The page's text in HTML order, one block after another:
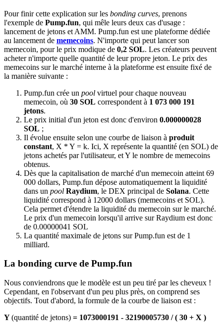
Pour finir cette explication sur les bonding curves, prenons
l'exemple de Pump.fun, qui mêle leurs deux cas d'usage :
lancement de jetons et AMM. Pump.fun est une plateforme dédiée
au lancement de memecoins. N'importe qui peut lancer son
memecoin, pour le prix modique de 0,2 SOL. Les créateurs peuvent
acheter n'importe quelle quantité de leur propre jeton. Le prix des
memecoins sur le marché interne à la plateforme est ensuite fixé de
la manière suivante :
Pump.fun crée un pool virtuel pour chaque nouveau
memecoin, où 30 SOL correspondent à 1 073 000 191
jetons.
Le prix initial d'un jeton est donc d'environ 0.000000028
SOL ;
Il évolue ensuite selon une courbe de liaison à produit
constant, X * Y = k. Ici, X représente la quantité (en SOL) de
jetons achetés par l'utilisateur, et Y le nombre de memecoins
obtenus.
Dès que la capitalisation de marché d'un memecoin atteint 69
000 dollars, Pump.fun dépose automatiquement la liquidité
dans un pool Raydium, le DEX principal de Solana. Cette
liquidité correspond à 12000 dollars (memecoins et SOL).
Cela permet d'étendre la liquidité du memecoin sur le marché.
Le prix d'un memecoin lorsqu'il arrive sur Raydium est donc
de 0.00000041 SOL
La quantité maximale de jetons sur Pump.fun est de 1
milliard.
La bonding curve de Pump.fun
Nous conviendrons que le modèle est un peu tiré par les cheveux !
Cependant, en l'observant d'un peu plus près, on comprend ses
objectifs. Tout d'abord, la formule de la courbe de liaison est :
Y(quantité de jetons) = 1073000191 - 32190005730 / ( 30 + X )